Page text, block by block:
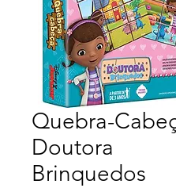
Quebra-
Doutora
Brinquedos